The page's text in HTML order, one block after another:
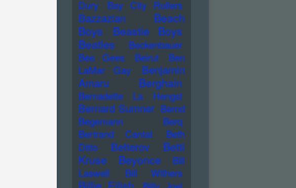
Dury
Bay City Rollers
Bazzazian
Beach
Boys
Beastie Boys
Beatles
Beckenbauer
Bee Gees
Beirut
Ben
LaMar Gay
Benjamin
Amaru
Berghain
Bernadette La Hengst
Bernard Sumner Bernd
Begemann
Berq
Bertrand Cantat
Beth
Ditto
Betterov
Betti
Kruse
Beyonce
Bill
Laswell
Bill Withers